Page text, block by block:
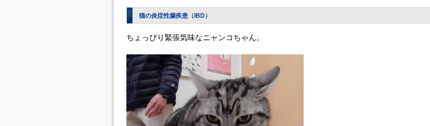
猫の炎症性腸疾患（IBD）
ちょっぴり緊張気味なニャンコちゃん。